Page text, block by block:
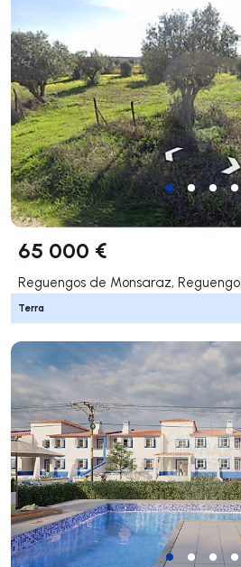
65 000 €
Reguengos de Monsaraz,
Terra